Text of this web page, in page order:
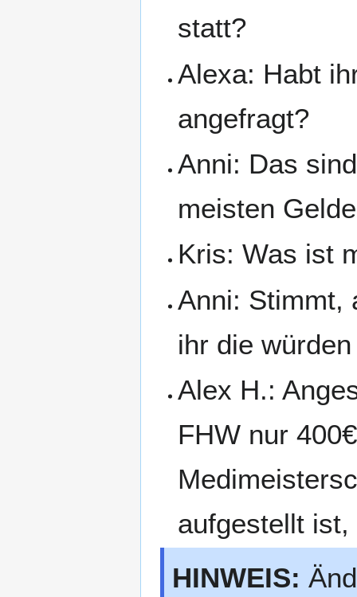
statt?
Alexa: Habt
angefragt?
Anni: Das
meisten
Kris: Was ist
Anni: Stimmt,
ihr die
Alex H.:
FHW nur
aufgestellt
HINWEIS: